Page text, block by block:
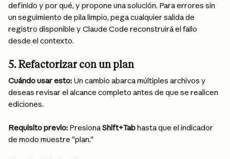
definido y por qué, y propone una solución. Para errores sin
un seguimiento de pila limpio, pega cualquier salida de
registro disponible y Claude Code reconstruirá el fallo
desde el contexto.
5. Refactorizar con un plan
Cuándo usar esto: Un cambio abarca múltiples archivos y
deseas revisar el alcance completo antes de que se realicen
ediciones.
Requisito previo: Presiona Shift+Tab hasta que el indicador
de modo muestre "plan."